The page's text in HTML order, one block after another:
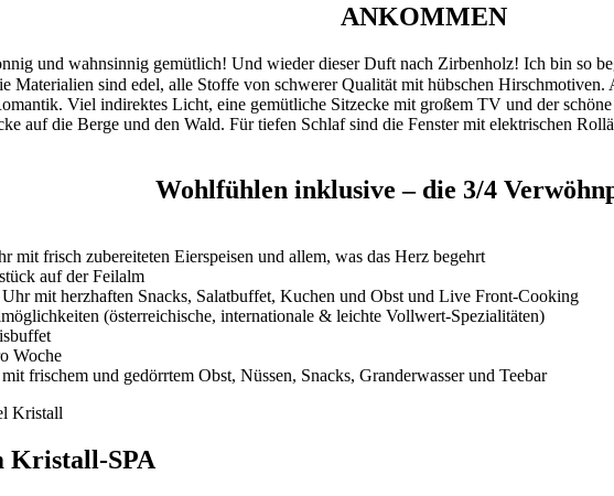
ANKOMMEN
und wahnsinnig gemütlich! Und wieder dieser Duft nach Zirbenholz! Ich bin so
Materialien sind edel, alle Stoffe von schwerer Qualität mit hübschen
Viel indirektes Licht, eine gemütliche Sitzecke mit großem TV und der
auf die Berge und den Wald. Für tiefen Schlaf sind die Fenster mit elektrischen
Wohlfühlen inklusive – die 3/4
mit frisch zubereiteten Eierspeisen und allem, was das Herz begehrt
auf der Feilalm
mit herzhaften Snacks, Salatbuffet, Kuchen und Obst und Live Front-Cooking
(österreichische, internationale & leichte Vollwert-Spezialitäten)
Woche
frischem und gedörrtem Obst, Nüssen, Snacks, Granderwasser und Teebar
Kristall-SPA